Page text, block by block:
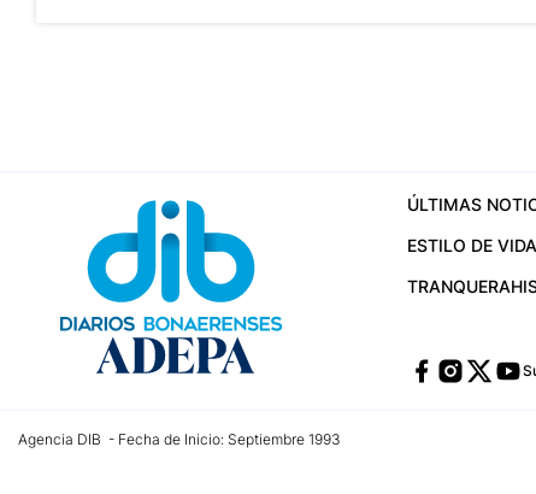
ÚLTIMAS
ESTILO DE VIDA
TRANQUERA
Agencia DIB - Fecha de Inicio: Septiembre 1993